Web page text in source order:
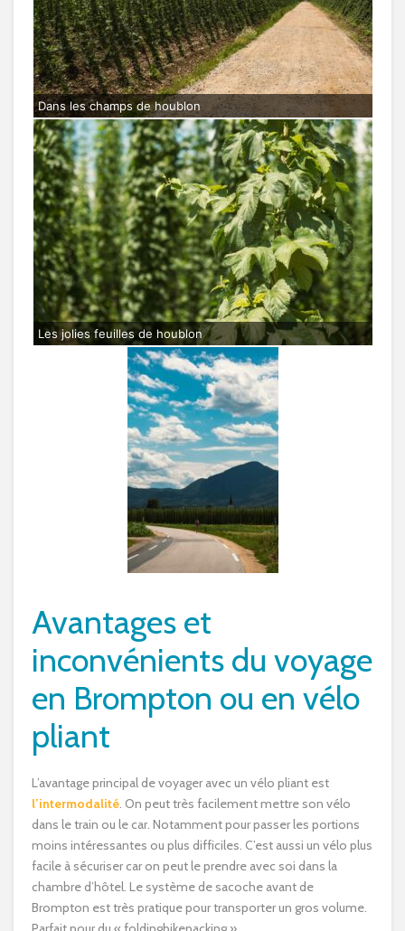
Dans les champs de houblon
Les jolies feuilles de houblon
Avantages et
inconvénients du voyage
en Brompton ou en vélo
pliant
L’avantage principal de voyager avec un vélo pliant est
l’intermodalité. On peut très facilement mettre son vélo
dans le train ou le car. Notamment pour passer les portions
moins intéressantes ou plus difficiles. C’est aussi un vélo plus
facile à sécuriser car on peut le prendre avec soi dans la
chambre d’hôtel. Le système de sacoche avant de
Brompton est très pratique pour transporter un gros volume.